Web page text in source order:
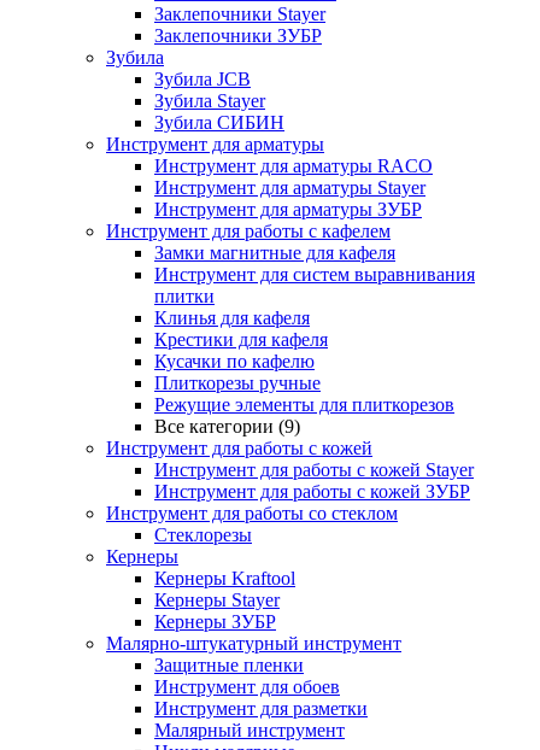
Заклепочники Stayer
Заклепочники ЗУБР
Зубила
Зубила JCB
Зубила Stayer
Зубила СИБИН
Инструмент для арматуры
Инструмент для арматуры RACO
Инструмент для арматуры Stayer
Инструмент для арматуры ЗУБР
Инструмент для работы с кафелем
Замки магнитные для кафеля
Инструмент для систем выравнивания
плитки
Клинья для кафеля
Крестики для кафеля
Кусачки по кафелю
Плиткорезы ручные
Режущие элементы для плиткорезов
Все категории (9)
Инструмент для работы с кожей
Инструмент для работы с кожей Stayer
Инструмент для работы с кожей ЗУБР
Инструмент для работы со стеклом
Стеклорезы
Кернеры
Кернеры Kraftool
Кернеры Stayer
Кернеры ЗУБР
Малярно-штукатурный инструмент
Защитные пленки
Инструмент для обоев
Инструмент для разметки
Малярный инструмент